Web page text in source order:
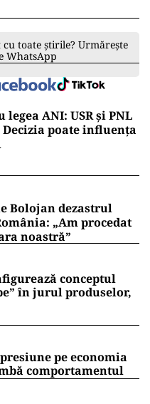
toate știrile? Urmărește
WhatsApp
ANI: USR și PNL
Decizia poate influența
Bolojan dezastrul
„Am procedat
noastră”
conceptul
în jurul produselor,
pe economia
comportamentul